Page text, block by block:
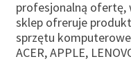
profesjonalną ofertę,
sklep ofreruje
sprzętu
ACER, APPLE,